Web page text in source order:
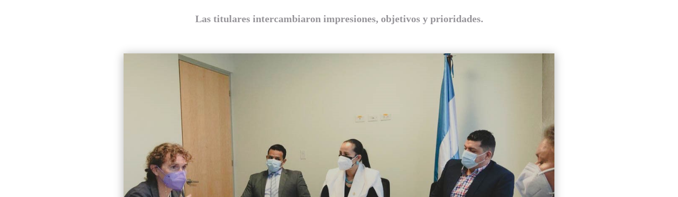
Las titulares intercambiaron impresiones, objetivos y prioridades.